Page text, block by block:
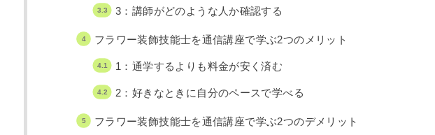
3：講師がどのような人か確認する
フラワー装飾技能士を通信講座で学ぶ2つのメリット
1：通学するよりも料金が安く済む
2：好きなときに自分のペースで学べる
フラワー装飾技能士を通信講座で学ぶ2つのデメリット